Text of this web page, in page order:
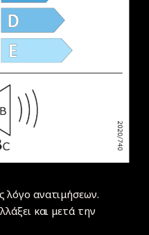
λόγο ανατιμήσεων.
και μετά την